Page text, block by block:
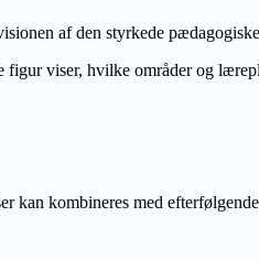
af den styrkede
viser, hvilke områder og
kan kombineres med